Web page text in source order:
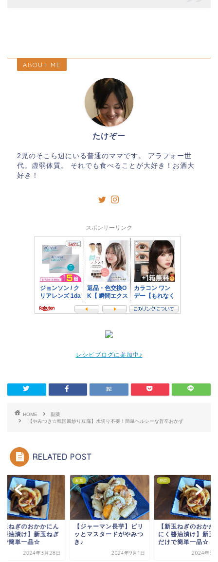
ABOUT ME
たけぞー
2児のそこら辺にいる普通のママです。 アラフォー世
代。虚弱体質。 それでも食べることが大好き！お酒大
好き！
スポンサーリンク
レシピブログに参加中♪
HOME
副菜
【やみつき☆韓国風炒り豆腐】水切り不要！簡単ヘルシーな旨辛おかず
RELATED POST
ャーマン長芋】ピリ
マスタードがやみつ
2024年9月1日
副菜
【新玉ねぎのおかかにん
にく醬油漬け】新玉ねぎ
だけで簡単一品☆
2024年3月28日
副菜
【ジャーマン長芋】
ッとマスタードがや
き♪
2024年9